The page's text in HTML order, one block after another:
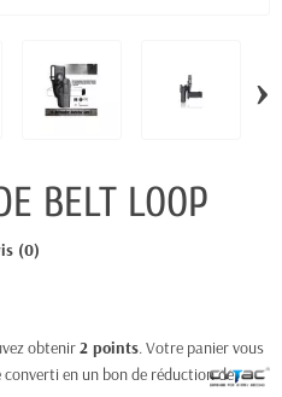
›
BELT LOOP
(0)
obtenir2 points. Votre panier vous
en un bon de réduction de